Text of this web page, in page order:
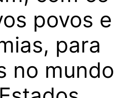
povos e
para
no mundo